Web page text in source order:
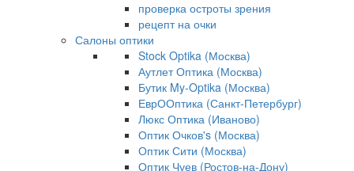
проверка остроты зрения
рецепт на очки
Салоны оптики
Stock Optika (Москва)
Аутлет Оптика (Москва)
Бутик My-Optika (Москва)
ЕврООптика (Санкт-Петербург)
Люкс Оптика (Иваново)
Оптик Очков's (Москва)
Оптик Сити (Москва)
Оптик Чуев (Ростов-на-Дону)